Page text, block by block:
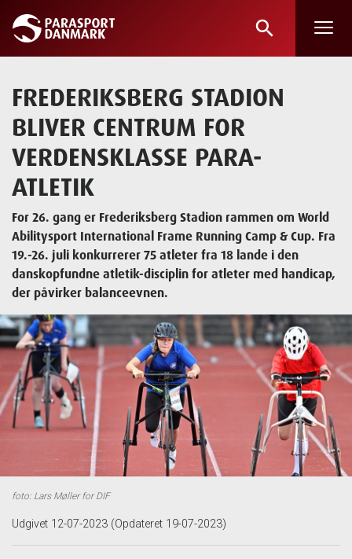
Skip
to
content
search
FREDERIKSBERG STADION
BLIVER CENTRUM FOR
VERDENSKLASSE PARA-
ATLETIK
For 26. gang er Frederiksberg Stadion rammen om World
Abilitysport International Frame Running Camp & Cup. Fra
19.-26. juli konkurrerer 75 atleter fra 18 lande i den
danskopfundne atletik-disciplin for atleter med handicap,
der påvirker balanceevnen.
foto: Lars Møller for DIF
Udgivet 12-07-2023 (Opdateret 19-07-2023)